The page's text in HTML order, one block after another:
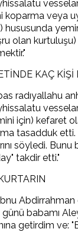
koparma veya
hususunda
olan
KAÇ KİŞİ
radıyallahu
için) kefaret
tasadduk
söyledi. Bunu
takdir etti."
Abdirrahman
günü babamı
getirdim ve: